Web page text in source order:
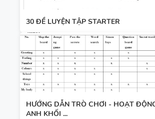
30 ĐỀ LUYỆN TẬP STARTER
HƯỚNG DẪN TRÒ CHƠI - HOẠT
ANH KHỐI ...